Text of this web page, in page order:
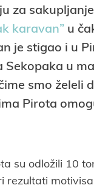
za
karavan” u
je stigao i u
u
smo želeli
Pirota
su odložili 10
rezultati